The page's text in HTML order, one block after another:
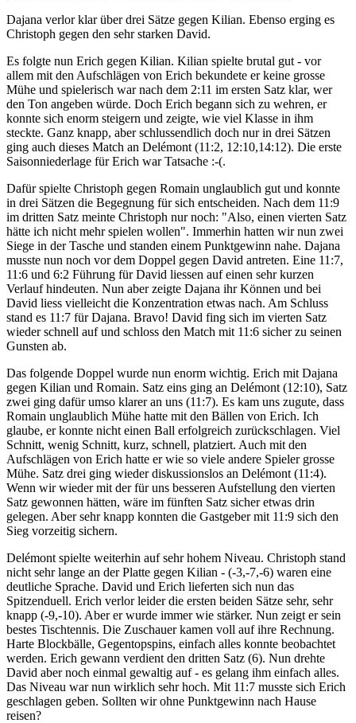
Dajana verlor klar über drei Sätze gegen Kilian. Ebenso erging es
Christoph gegen den sehr starken David.
Es folgte nun Erich gegen Kilian. Kilian spielte brutal gut - vor
allem mit den Aufschlägen von Erich bekundete er keine grosse
Mühe und spielerisch war nach dem 2:11 im ersten Satz klar, wer
den Ton angeben würde. Doch Erich begann sich zu wehren, er
konnte sich enorm steigern und zeigte, wie viel Klasse in ihm
steckte. Ganz knapp, aber schlussendlich doch nur in drei Sätzen
ging auch dieses Match an Delémont (11:2, 12:10,14:12). Die erste
Saisonniederlage für Erich war Tatsache :-(.
Dafür spielte Christoph gegen Romain unglaublich gut und konnte
in drei Sätzen die Begegnung für sich entscheiden. Nach dem 11:9
im dritten Satz meinte Christoph nur noch: "Also, einen vierten Satz
hätte ich nicht mehr spielen wollen". Immerhin hatten wir nun zwei
Siege in der Tasche und standen einem Punktgewinn nahe. Dajana
musste nun noch vor dem Doppel gegen David antreten. Eine 11:7,
11:6 und 6:2 Führung für David liessen auf einen sehr kurzen
Verlauf hindeuten. Nun aber zeigte Dajana ihr Können und bei
David liess vielleicht die Konzentration etwas nach. Am Schluss
stand es 11:7 für Dajana. Bravo! David fing sich im vierten Satz
wieder schnell auf und schloss den Match mit 11:6 sicher zu seinen
Gunsten ab.
Das folgende Doppel wurde nun enorm wichtig. Erich mit Dajana
gegen Kilian und Romain. Satz eins ging an Delémont (12:10), Satz
zwei ging dafür umso klarer an uns (11:7). Es kam uns zugute, dass
Romain unglaublich Mühe hatte mit den Bällen von Erich. Ich
glaube, er konnte nicht einen Ball erfolgreich zurückschlagen. Viel
Schnitt, wenig Schnitt, kurz, schnell, platziert. Auch mit den
Aufschlägen von Erich hatte er wie so viele andere Spieler grosse
Mühe. Satz drei ging wieder diskussionslos an Delémont (11:4).
Wenn wir wieder mit der für uns besseren Aufstellung den vierten
Satz gewonnen hätten, wäre im fünften Satz sicher etwas drin
gelegen. Aber sehr knapp konnten die Gastgeber mit 11:9 sich den
Sieg vorzeitig sichern.
Delémont spielte weiterhin auf sehr hohem Niveau. Christoph stand
nicht sehr lange an der Platte gegen Kilian - (-3,-7,-6) waren eine
deutliche Sprache. David und Erich lieferten sich nun das
Spitzenduell. Erich verlor leider die ersten beiden Sätze sehr, sehr
knapp (-9,-10). Aber er wurde immer wie stärker. Nun zeigt er sein
bestes Tischtennis. Die Zuschauer kamen voll auf ihre Rechnung.
Harte Blockbälle, Gegentopspins, einfach alles konnte beobachtet
werden. Erich gewann verdient den dritten Satz (6). Nun drehte
David aber noch einmal gewaltig auf - es gelang ihm einfach alles.
Das Niveau war nun wirklich sehr hoch. Mit 11:7 musste sich Erich
geschlagen geben. Sollten wir ohne Punktgewinn nach Hause
reisen?